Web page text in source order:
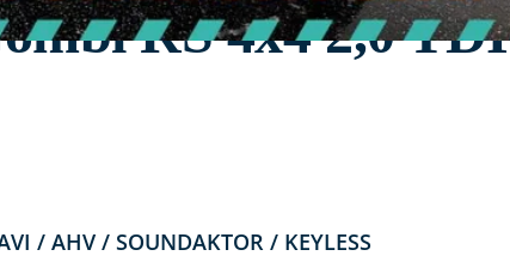
RS 4x4 2,0 TDI
/ AHV / SOUNDAKTOR / KEYLESS